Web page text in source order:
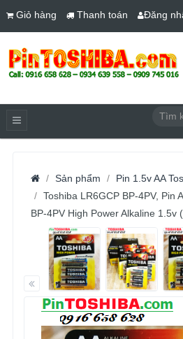
Giỏ hàng Thanh toán Đăng
Sản phẩm
Pin 1.5v AA
Toshiba LR6GCP BP-4PV, Pin
BP-4PV High Power Alkaline 1.5v